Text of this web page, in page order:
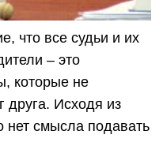
что все судьи и их
– это
которые не
друга. Исходя из
нет смысла подавать